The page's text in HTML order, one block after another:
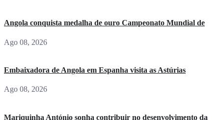
Angola conquista medalha de ouro Campeonato Mundial de
Ago 08, 2026
Embaixadora de Angola em Espanha visita as Astúrias
Ago 08, 2026
Mariquinha António sonha contribuir no desenvolvimento da